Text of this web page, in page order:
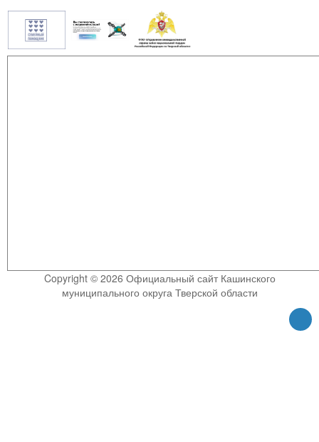
Copyright © 2026 Официальный сайт Кашинского
муниципального округа Тверской области